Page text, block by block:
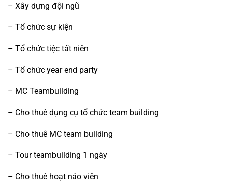
– Xây dựng đội ngũ
– Tổ chức sự kiện
– Tổ chức tiệc tất niên
– Tổ chức year end party
– MC Teambuilding
– Cho thuê dụng cụ tổ chức team building
– Cho thuê MC team building
– Tour teambuilding 1 ngày
– Cho thuê hoạt náo viên